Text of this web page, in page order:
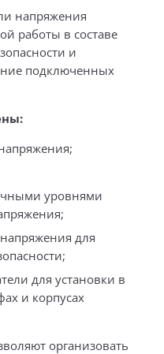
напряжения
работы в составе
и
подключенных
уровнями
для
для установки в
и корпусах
организовать